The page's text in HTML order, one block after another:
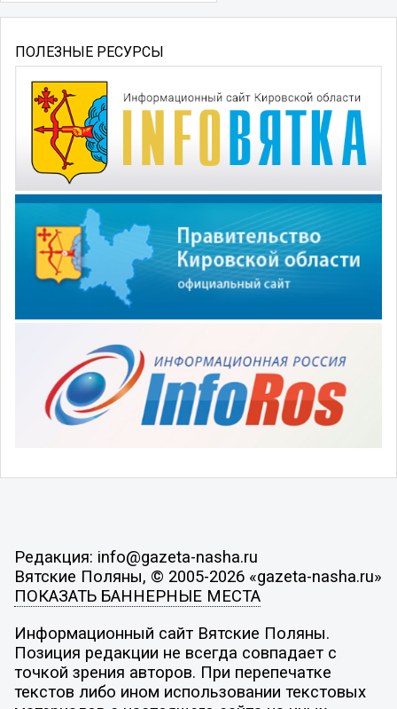
ПОЛЕЗНЫЕ РЕСУРСЫ
Редакция: info@gazeta-nasha.ru
Вятские Поляны, © 2005-2026 «gazeta-nasha.ru»
ПОКАЗАТЬ БАННЕРНЫЕ МЕСТА
Информационный сайт Вятские Поляны.
Позиция редакции не всегда совпадает с
точкой зрения авторов. При перепечатке
текстов либо ином использовании текстовых